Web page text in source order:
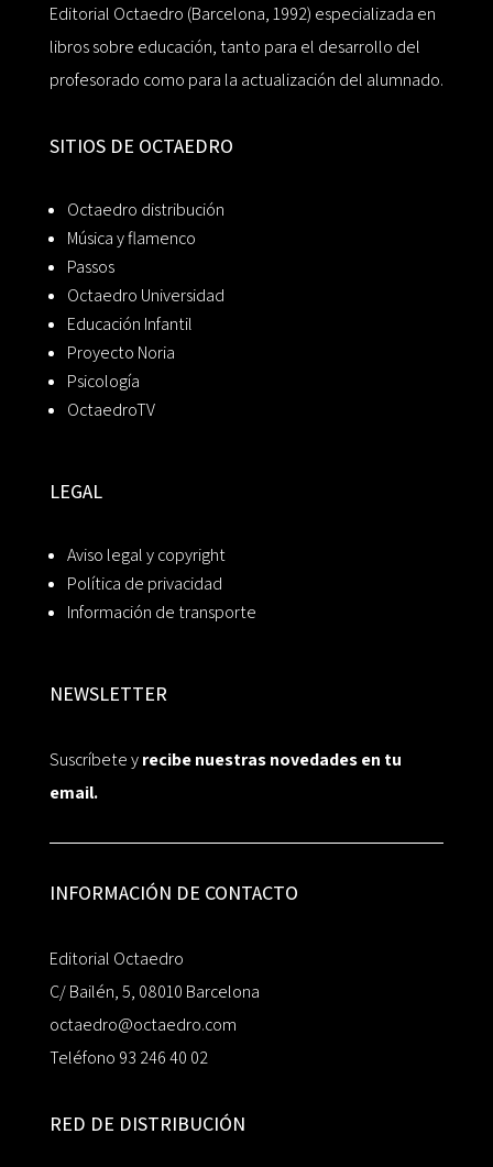
Editorial Octaedro (Barcelona, 1992) especializada en
libros sobre educación, tanto para el desarrollo del
profesorado como para la actualización del alumnado.
SITIOS DE OCTAEDRO
Octaedro distribución
Música y flamenco
Passos
Octaedro Universidad
Educación Infantil
Proyecto Noria
Psicología
OctaedroTV
LEGAL
Aviso legal y copyright
Política de privacidad
Información de transporte
NEWSLETTER
Suscríbete yrecibe nuestras novedades en tu
email.
INFORMACIÓN DE CONTACTO
Editorial Octaedro
C/ Bailén, 5, 08010 Barcelona
octaedro@octaedro.com
Teléfono 93 246 40 02
RED DE DISTRIBUCIÓN